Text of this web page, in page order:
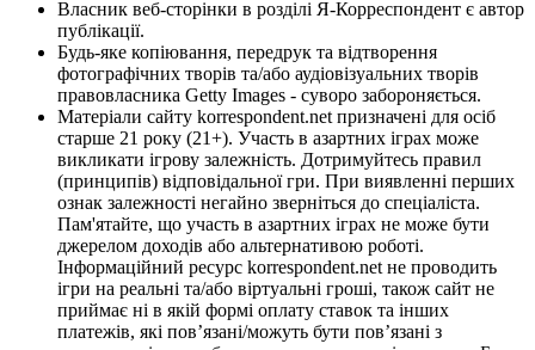
Власник веб-сторінки в розділі Я-Корреспондент є автор
публікації.
Будь-яке копіювання, передрук та відтворення
фотографічних творів та/або аудіовізуальних творів
правовласника Getty Images - суворо забороняється.
Матеріали сайту korrespondent.net призначені для осіб
старше 21 року (21+). Участь в азартних іграх може
викликати ігрову залежність. Дотримуйтесь правил
(принципів) відповідальної гри. При виявленні перших
ознак залежності негайно зверніться до спеціаліста.
Пам'ятайте, що участь в азартних іграх не може бути
джерелом доходів або альтернативою роботі.
Інформаційний ресурс korrespondent.net не проводить
ігри на реальні та/або віртуальні гроші, також сайт не
приймає ні в якій формі оплату ставок та інших
платежів, які пов’язані/можуть бути пов’язані з